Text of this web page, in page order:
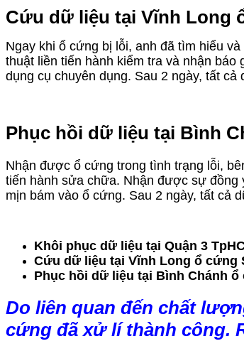
Cứu dữ liệu tại Vĩnh Long
Ngay khi ổ cứng bị lỗi, anh đã tìm hiểu
thuật liền tiến hành kiểm tra và nhận
dụng cụ chuyên dụng. Sau 2 ngày, tất
Phục hồi dữ liệu tại Bình
Nhận được ổ cứng trong tình trạng lỗi,
tiến hành sửa chữa. Nhận được sự đồng
mịn bám vào ổ cứng. Sau 2 ngày, tất cả
Khôi phục dữ liệu tại Quận 3
Cứu dữ liệu tại Vĩnh Long ổ cứng
Phục hồi dữ liệu tại Bình Chánh ổ
Do liên quan đến chất
cứng đã xử lí thành công.